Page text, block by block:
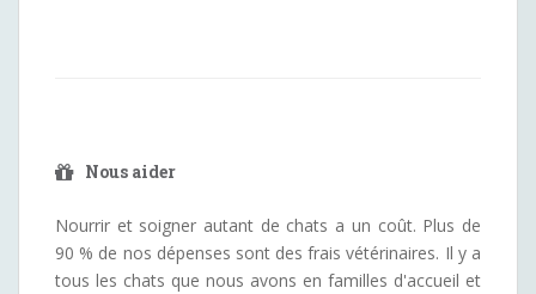
Nous aider
Nourrir et soigner autant de chats a un coût. Plus de
90 % de nos dépenses sont des frais vétérinaires. Il y a
tous les chats que nous avons en familles d'accueil et